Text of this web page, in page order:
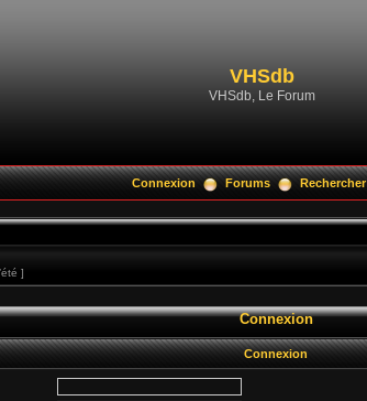
VHSdb
VHSdb, Le Forum
Connexion Forums Rechercher
]
Connexion
Connexion